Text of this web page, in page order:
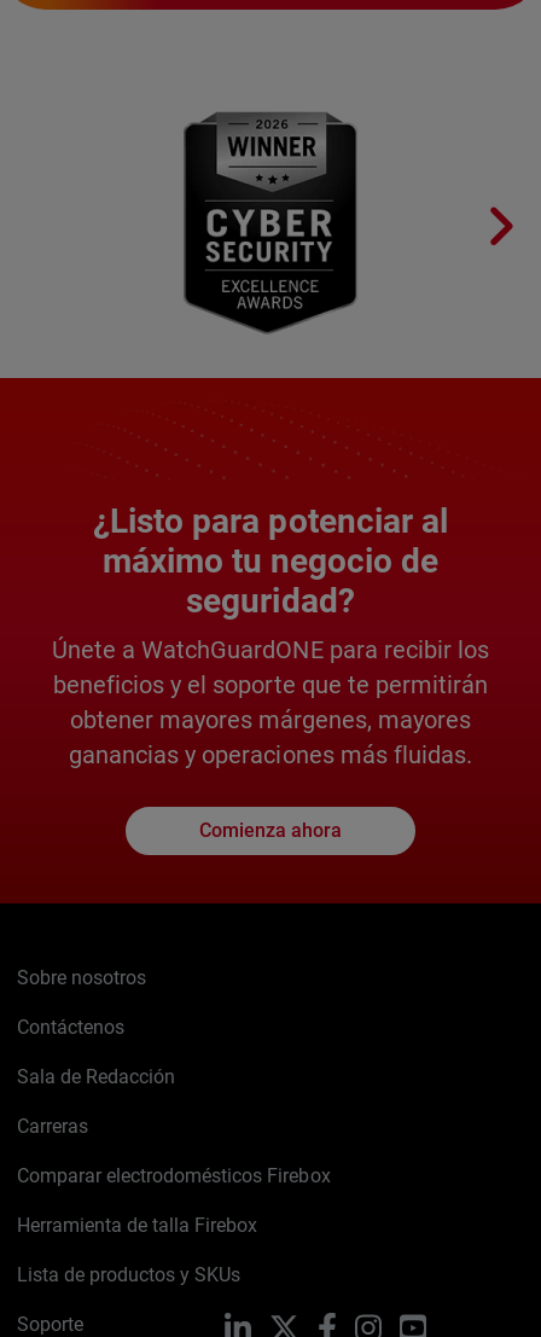
¿Listo para potenciar al
máximo tu negocio de
seguridad?
Únete a WatchGuardONE para recibir los
beneficios y el soporte que te permitirán
obtener mayores márgenes, mayores
ganancias y operaciones más fluidas.
Comienza ahora
Sobre nosotros
Contáctenos
Sala de Redacción
Carreras
Comparar electrodomésticos Firebox
Herramienta de talla Firebox
Lista de productos y SKUs
Soporte LinkedIn FacebookInstagramYouTube